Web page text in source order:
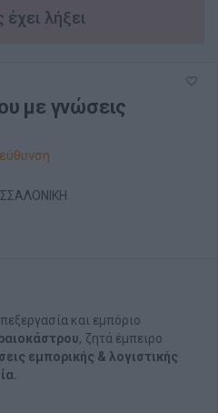
έχει λήξει
με γνώσεις
και εμπόριο
, ζητά έμπειρο
εμπορικής & λογιστικής